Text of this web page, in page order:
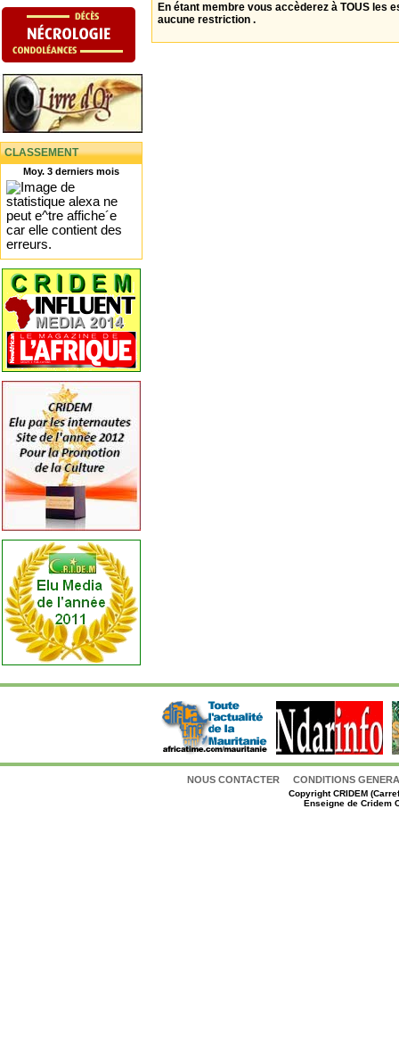
CLASSEMENT
Moy. 3 derniers mois
En étant membre vous accèderez à TOUS les
aucune restriction .
NOUS CONTACTER CONDITIONS
CopyrightCRIDEM
Enseigne de Cridem